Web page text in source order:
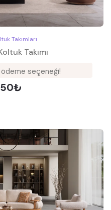
Takımları
Takımı
seçeneği!